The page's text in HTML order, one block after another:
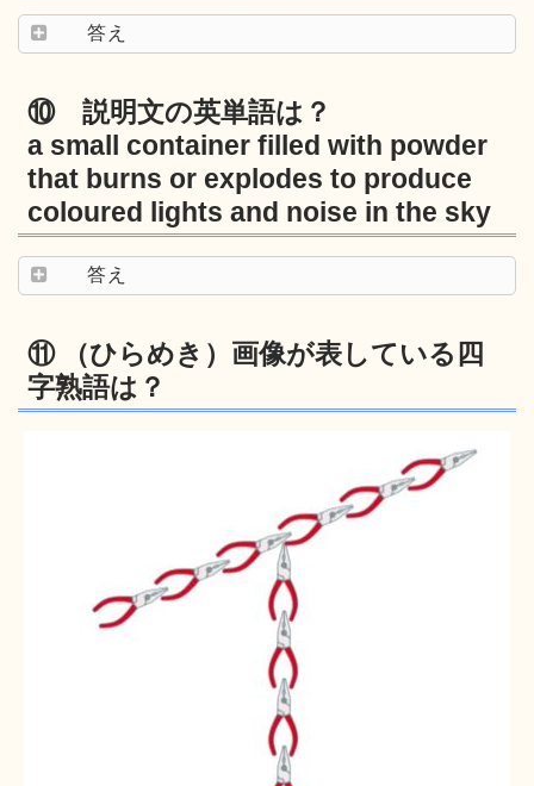
答え
⑩ 説明文の英単語は？
a small container filled with powder
that burns or explodes to produce
coloured lights and noise in the sky
答え
⑪ （ひらめき）画像が表している四
字熟語は？